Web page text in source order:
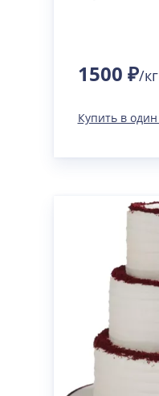
1500 ₽/кг
Купить в